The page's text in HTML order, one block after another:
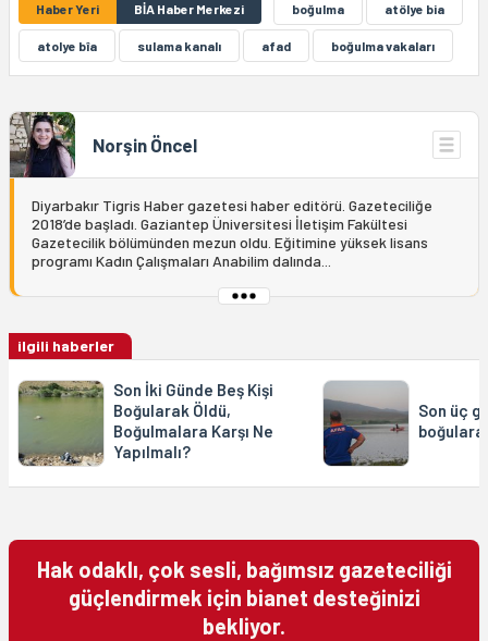
Haber Yeri BİA Haber Merkezi boğulma atölye bia
atolye bîa sulama kanalı afad boğulma vakaları
Norşin Öncel
Diyarbakır Tigris Haber gazetesi haber editörü. Gazeteciliğe
2018’de başladı. Gaziantep Üniversitesi İletişim Fakültesi
Gazetecilik bölümünden mezun oldu. Eğitimine yüksek lisans
programı Kadın Çalışmaları Anabilim dalında...
ilgili haberler
Son İki Günde Beş Kişi
Boğularak Öldü,
Boğulmalara Karşı Ne
Yapılmalı?
Son üç
Hak odaklı, çok sesli, bağımsız gazeteciliği
güçlendirmek için bianet desteğinizi
bekliyor.